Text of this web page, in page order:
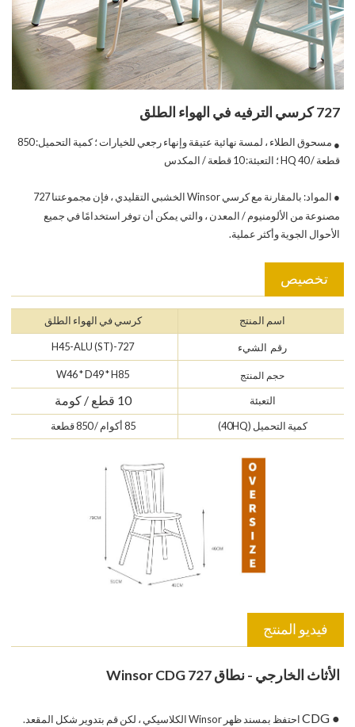
727 كرسي الترفيه في الهواء الطلق
●
مسحوق الطلاء ، لمسة نهائية عتيقة وإنهاء رجعي للخيارات ؛ كمية التحميل: 850
قطعة / 40 HQ ؛ التعبئة: 10 قطعة / المكدس
● المواد: بالمقارنة مع كرسي Winsor الخشبي التقليدي ، فإن مجموعتنا 727
مصنوعة من الألومنيوم / المعدن ، والتي يمكن أن توفر استخدامًا في جميع
الأحوال الجوية وأكثر عملية.
تخصيص
اسم المنتج كرسي في الهواء الطلق
رقم الشيء 727-H45-ALU (ST)
حجم المنتج W46 * D49 * H85
التعبئة 10 قطع / كومة
كمية التحميل (40HQ) 85 أكوام / 850 قطعة
فيديو المنتج
الأثاث الخارجي - نطاق Winsor CDG 727
● CDG
احتفظ بمسند ظهر Winsor الكلاسيكي ، لكن قم بتدوير شكل المقعد.